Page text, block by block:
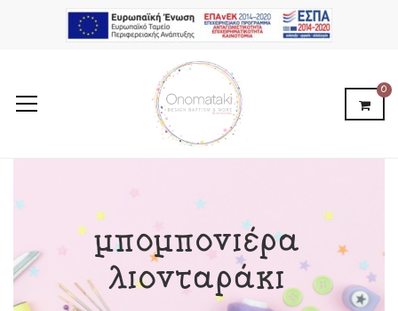
0
μπομπονιέρα
λιονταράκι